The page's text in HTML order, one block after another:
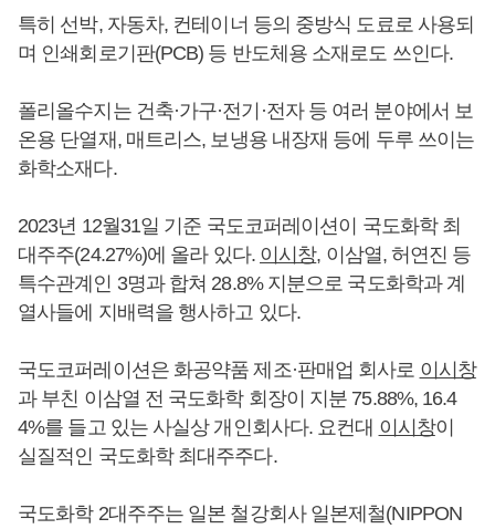
특히 선박, 자동차, 컨테이너 등의 중방식 도료로 사용되
며 인쇄회로기판(PCB) 등 반도체용 소재로도 쓰인다.
폴리올수지는 건축·가구·전기·전자 등 여러 분야에서 보
온용 단열재, 매트리스, 보냉용 내장재 등에 두루 쓰이는
화학소재다.
2023년 12월31일 기준 국도코퍼레이션이 국도화학 최
대주주(24.27%)에 올라 있다. 이시창, 이삼열, 허연진 등
특수관계인 3명과 합쳐 28.8% 지분으로 국도화학과 계
열사들에 지배력을 행사하고 있다.
국도코퍼레이션은 화공약품 제조·판매업 회사로 이시창
과 부친 이삼열 전 국도화학 회장이 지분 75.88%, 16.4
4%를 들고 있는 사실상 개인회사다. 요컨대 이시창이
실질적인 국도화학 최대주주다.
국도화학 2대주주는 일본 철강회사 일본제철(NIPPON